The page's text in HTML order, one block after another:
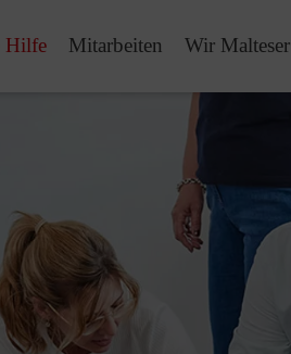
Hilfe Mitarbeiten Wir Malteser